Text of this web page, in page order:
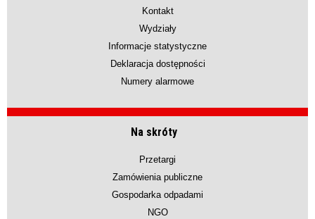
Kontakt
Wydziały
Informacje statystyczne
Deklaracja dostępności
Numery alarmowe
Na skróty
Przetargi
Zamówienia publiczne
Gospodarka odpadami
NGO